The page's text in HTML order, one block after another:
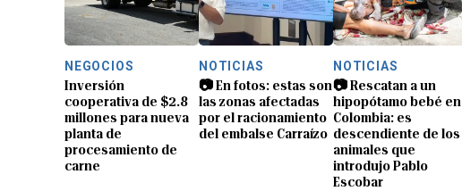
NEGOCIOS
Inversión
cooperativa de $2.8
millones para nueva
planta de
procesamiento de
carne
NOTICIAS
📷 En fotos: estas son
las zonas afectadas
por el racionamiento
del embalse Carraízo
NOTICIAS
📷 Rescatan a un
hipopótamo bebé en
Colombia: es
descendiente de los
animales que
introdujo Pablo
Escobar